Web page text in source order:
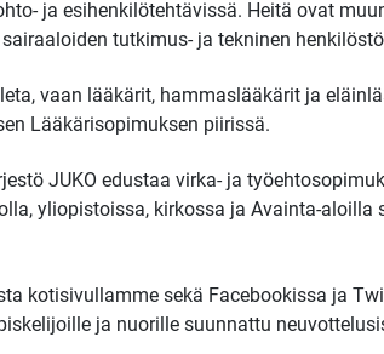
ja esihenkilötehtävissä. Heitä ovat
tutkimus- ja tekninen
vaan lääkärit, hammaslääkärit ja
Lääkärisopimuksen piirissä.
JUKO edustaa virka- ja
yliopistoissa, kirkossa ja Avainta-aloilla
kotisivullamme sekä Facebookissa ja
ja nuorille suunnattu